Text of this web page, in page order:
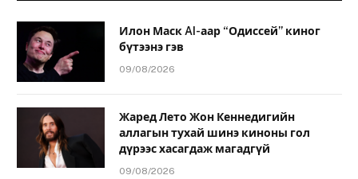
Илон Маск AI-аар “Одиссей” киног
бүтээнэ гэв
09/08/2026
Жаред Лето Жон Кеннедигийн
аллагын тухай шинэ киноны гол
дүрээс хасагдаж магадгүй
09/08/2026